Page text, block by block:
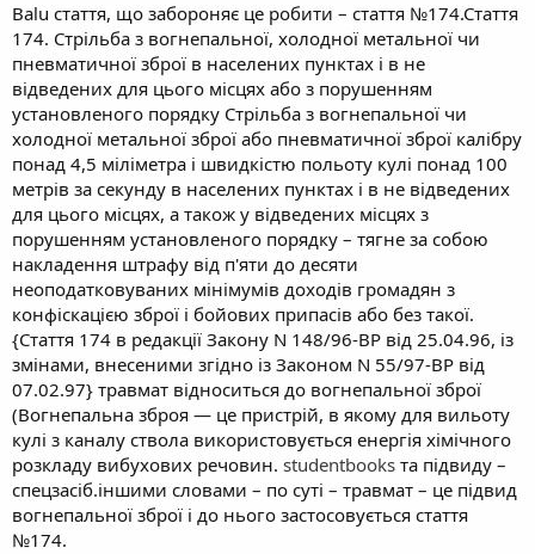
Balu стаття, що забороняє це робити – стаття №174.Стаття
174. Стрільба з вогнепальної, холодної метальної чи
пневматичної зброї в населених пунктах і в не
відведених для цього місцях або з порушенням
установленого порядку Стрільба з вогнепальної чи
холодної метальної зброї або пневматичної зброї калібру
понад 4,5 міліметра і швидкістю польоту кулі понад 100
метрів за секунду в населених пунктах і в не відведених
для цього місцях, а також у відведених місцях з
порушенням установленого порядку – тягне за собою
накладення штрафу від п'яти до десяти
неоподатковуваних мінімумів доходів громадян з
конфіскацією зброї і бойових припасів або без такої.
{Стаття 174 в редакції Закону N 148/96-ВР від 25.04.96, із
змінами, внесеними згідно із Законом N 55/97-ВР від
07.02.97} травмат відноситься до вогнепальної зброї
(Вогнепальна зброя — це пристрій, в якому для вильоту
кулі з каналу ствола використовується енергія хімічного
розкладу вибухових речовин. studentbooks та підвиду –
спецзасіб.іншими словами – по суті – травмат – це підвид
вогнепальної зброї і до нього застосовується стаття
№174.